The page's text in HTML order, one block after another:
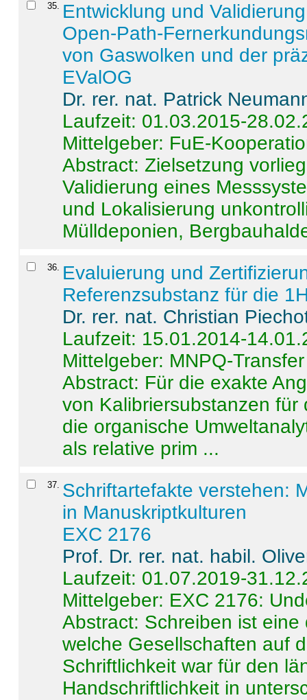
35. Entwicklung und
Open-Path-
von Gaswolken und der
EValOG
Dr. rer. nat. Patrick
Laufzeit: 01.03.2015-
Mittelgeber: FuE-
Abstract:Zielsetzung
Validierung eines
und Lokalisierung
Mülldeponien,
36. Evaluierung und
Referenzsubstanz für die
Dr. rer. nat. Christian
Laufzeit: 15.01.2014-
Mittelgeber: MNPQ-Transfer
Abstract: Für die exakte
von Kalibriersubstanzen
die organische
als relative prim ...
37. Schriftartefakte verstehen:
in Manuskriptkulturen
EXC 2176
Prof. Dr. rer. nat. habil.
Laufzeit: 01.07.2019-
Mittelgeber: EXC 2176:
Abstract: Schreiben ist
welche Gesellschaften auf
Schriftlichkeit war für den
Handschriftlichkeit in